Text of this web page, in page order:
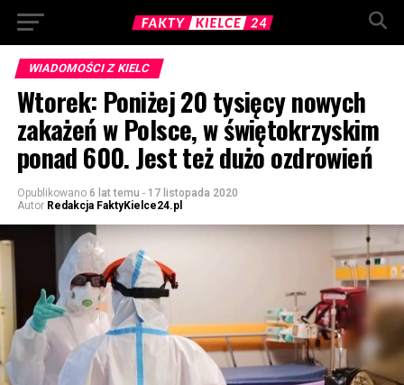
WIADOMOŚCI Z KIELC
Wtorek: Poniżej 20 tysięcy nowych
zakażeń w Polsce, w świętokrzyskim
ponad 600. Jest też dużo ozdrowień
Opublikowano 6 lat temu - 17 listopada 2020
Autor Redakcja FaktyKielce24.pl